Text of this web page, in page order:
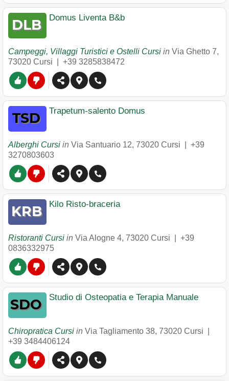
Domus Liventa B&b
Campeggi, Villaggi Turistici e Ostelli Cursi in Via Ghetto 7,
73020 Cursi +39 3285838472
Trapetum-salento Domus
Alberghi Cursi in Via Santuario 12, 73020 Cursi
+39
3270803603
Kilo Risto-braceria
Ristoranti Cursi in Via Alogne 4, 73020 Cursi
+39
0836332975
Studio di Osteopatia e Terapia Manuale
Chiropratica Cursi in Via Tagliamento 38, 73020 Cursi
+39 3484406124